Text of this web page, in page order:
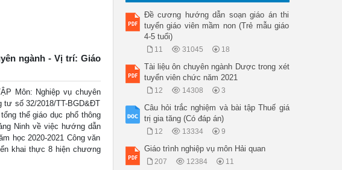
ngành - Vị trí: Giáo
Môn: Nghiệp vụ chuyên
tư số 32/2018/TT-BGD&ĐT
thể giáo dục phổ thông
Ninh về việc hướng dẫn
học 2020-2021 Công văn
khai thực 8 hiện chương
Đề cương hướng dẫn soạn giáo án thi
tuyển giáo viên mầm non (Trẻ mẫu giáo
4-5 tuổi)
11 31045 18
Tài liệu ôn chuyên ngành Dược trong xét
tuyển viên chức năm 2021
12 14308 3
Câu hỏi trắc nghiệm và bài tập Thuế giá
trị gia tăng (Có đáp án)
12 13334 9
Giáo trình nghiệp vụ môn Hải quan
207 12384 11